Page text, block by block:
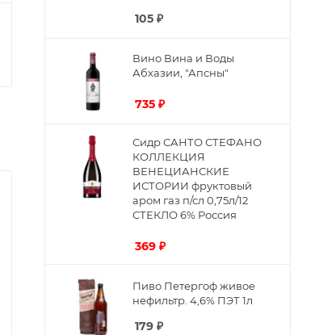
105 ₽
Вино Вина и Воды
Абхазии, "Апсны"
735 ₽
Сидр САНТО СТЕФАНО
КОЛЛЕКЦИЯ
ВЕНЕЦИАНСКИЕ
ИСТОРИИ фруктовый
аром газ п/сл 0,75л/12
СТЕКЛО 6% Россия
369 ₽
Пиво Петергоф живое
нефильтр. 4,6% ПЭТ 1л
179 ₽